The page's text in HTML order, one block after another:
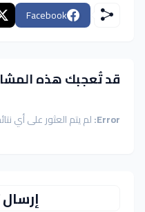
Facebook
قد تُعجبك هذه
Error: لم يتم العثور على أي
إرسال